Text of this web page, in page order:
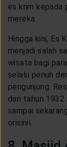
es krim kepada
mereka.
Hingga kini, Es
menjadi salah
wisata bagi
selalu penuh
pengunjung.
dari tahun 1932
sampai
orisinil.